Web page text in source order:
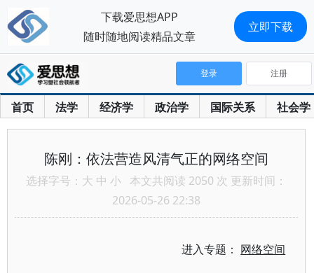
首页 法学 经济学 政治学 国际关系 社会学
登录 注册
陈刚：依法营造风清气正的网络空间
选择字号： 大 中 小 本文共阅读 2050 次 更新时间：
2026-05-26 22:38
进入专题： 网络空间
下载爱思想APP
随时随地阅读精品文章
立即下载